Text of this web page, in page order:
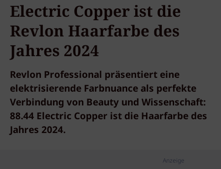
Electric Copper ist die
Revlon Haarfarbe des
Jahres 2024
Revlon Professional präsentiert eine
elektrisierende Farbnuance als perfekte
Verbindung von Beauty und Wissenschaft:
88.44 Electric Copper ist die Haarfarbe des
Jahres 2024.
Anzeige